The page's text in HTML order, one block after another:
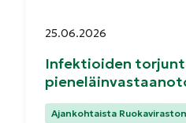
Infektioiden
Julkaistu:
25.06.2026
Kategoriat:
Ajankohtaista